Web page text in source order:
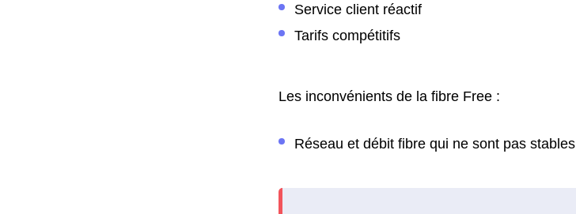
Service client réactif
Tarifs compétitifs
Les inconvénients de la fibre Free :
Réseau et débit fibre qui ne sont pas stables